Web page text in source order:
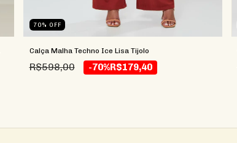
70% OFF
Calça Malha Techno Ice Lisa Tijolo
R$598,00 -70%R$179,40